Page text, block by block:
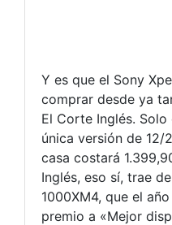
Y es que el Sony
comprar desde ya
El Corte Inglés.
única versión de 12/
casa costará
Inglés, eso sí, trae
1000XM4, que el
premio a «Mejor